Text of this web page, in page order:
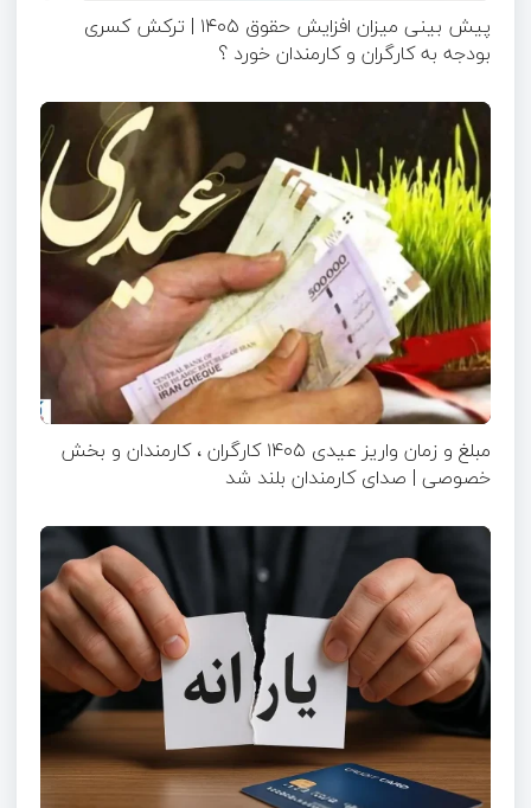
پیش بینی میزان افزایش حقوق ۱۴۰۵ | ترکش کسری
بودجه به کارگران و کارمندان خورد ؟
مبلغ و زمان واریز عیدی ۱۴۰۵ کارگران ، کارمندان و بخش
خصوصی | صدای کارمندان بلند شد